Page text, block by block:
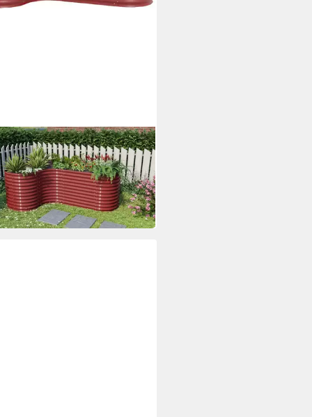
Erweiterung Curve 858
€
bei dir